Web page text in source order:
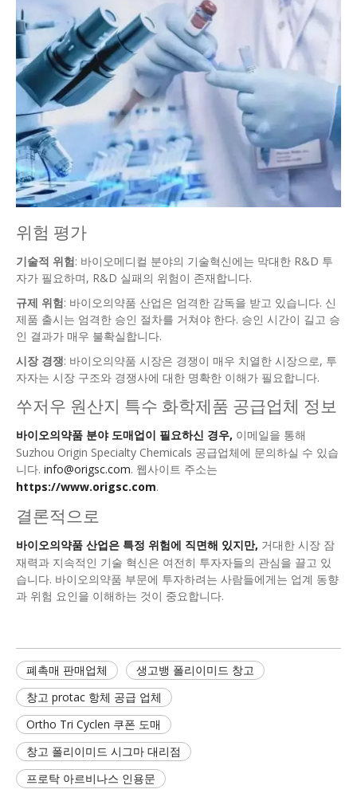
위험 평가
기술적 위험: 바이오메디컬 분야의 기술혁신에는 막대한 R&D 투
자가 필요하며, R&D 실패의 위험이 존재합니다.
규제 위험: 바이오의약품 산업은 엄격한 감독을 받고 있습니다. 신
제품 출시는 엄격한 승인 절차를 거쳐야 한다. 승인 시간이 길고 승
인 결과가 매우 불확실합니다.
시장 경쟁: 바이오의약품 시장은 경쟁이 매우 치열한 시장으로, 투
자자는 시장 구조와 경쟁사에 대한 명확한 이해가 필요합니다.
쑤저우 원산지 특수 화학제품 공급업체 정보
바이오의약품 분야 도매업이 필요하신 경우, 이메일을 통해
Suzhou Origin Specialty Chemicals 공급업체에 문의하실 수 있습
니다. info@origsc.com. 웹사이트 주소는
https://www.origsc.com.
결론적으로
바이오의약품 산업은 특정 위험에 직면해 있지만, 거대한 시장 잠
재력과 지속적인 기술 혁신은 여전히 ​​투자자들의 관심을 끌고 있
습니다. 바이오의약품 부문에 투자하려는 사람들에게는 업계 동향
과 위험 요인을 이해하는 것이 중요합니다.
폐촉매 판매업체
생고뱅 폴리이미드 창고
창고 protac 항체 공급 업체
Ortho Tri Cyclen 쿠폰 도매
창고 폴리이미드 시그마 대리점
프로탁 아르비나스 인용문